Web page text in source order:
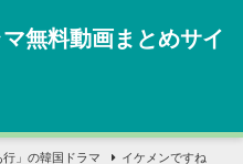
無料動画まとめサイ
」の韓国ドラマ イケメンですね